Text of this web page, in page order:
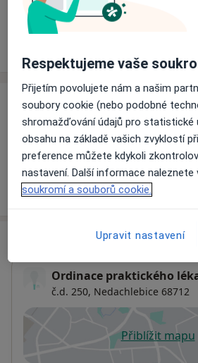
Ceník
Informace o službách a cenách
Tento specialista ještě nepřidával
svých službách.
Ordinace praktického
č.d. 250, Nedachlebice 68712
Přiblížit mapu
se
Respektujeme vaše
Přijetím povolujete nám a našim
soubory cookie (nebo podobné
shromažďování údajů pro statistické
obsahu na základě vašich zvyklostí
preference můžete kdykoli
nastavení. Další informace naleznete
soukromí a souborů cookie.
Upravit nastavení